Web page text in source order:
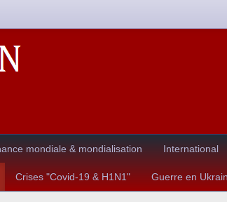
mondiale & mondialisation International
Crises "Covid-19 & H1N1" Guerre en